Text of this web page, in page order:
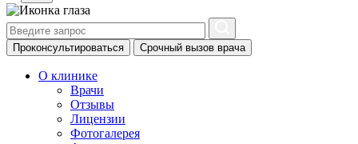
Проконсультироваться Срочный вызов врача
О клинике
Врачи
Отзывы
Лицензии
Фотогалерея